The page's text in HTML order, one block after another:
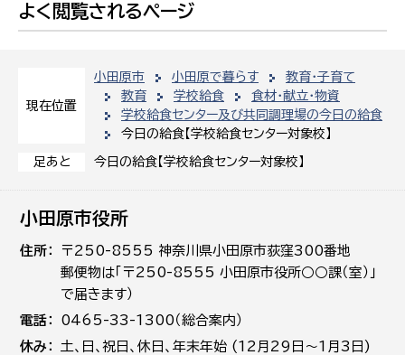
現在位置
小田原市 小田原で暮らす
教育・子育て
教育
学校給食
食材・献立・物資
学校給食センター及び共同調理場の今日の給食
今日の給食【学校給食センター対象校】
足あと 今日の給食【学校給食センター対象校】
よく閲覧されるページ
小田原市役所
住所
〒250-8555 神奈川県小田原市荻窪300番地
郵便物は「〒250-8555 小田原市役所○○課（室）」
で届きます）
電話
0465-33-1300（総合案内）
休み
土､日､祝日、休日、年末年始 (12月29日～1月3日)